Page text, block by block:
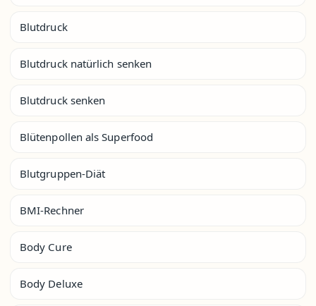
Blutdruck
Blutdruck natürlich senken
Blutdruck senken
Blütenpollen als Superfood
Blutgruppen-Diät
BMI-Rechner
Body Cure
Body Deluxe